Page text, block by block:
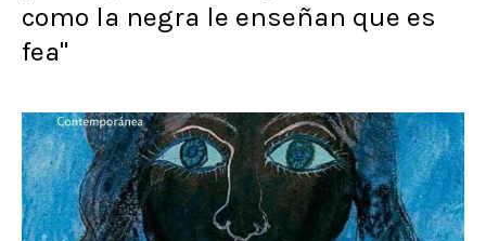
como la negra le enseñan que es
fea"